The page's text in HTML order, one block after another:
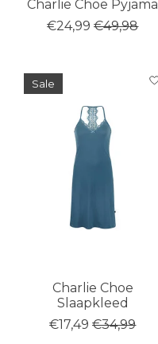
Charlie Choe Pyjama
€24,99 €49,98
Sale
Charlie Choe
Slaapkleed
€17,49 €34,99